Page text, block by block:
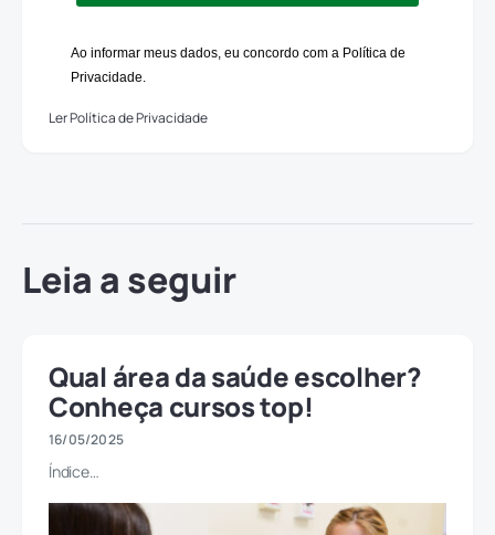
Ao informar meus dados, eu concordo com a Política de
Privacidade.
Ler Política de Privacidade
Leia a seguir
Qual área da saúde escolher?
Conheça cursos top!
16/05/2025
Índice…